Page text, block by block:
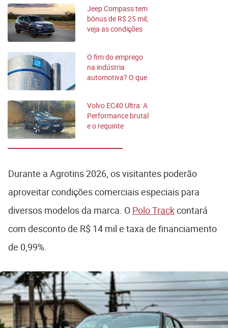
Jeep Compass tem
bônus de R$ 25 mil;
veja as condições
O fim do emprego
na indústria
automotiva? O que
Volvo EC40 Ultra: A
Performance brutal
e o requinte
Durante a Agrotins 2026, os visitantes poderão
aproveitar condições comerciais especiais para
diversos modelos da marca. O Polo Trackcontará
com desconto de R$ 14 mil e taxa de financiamento
de 0,99%.